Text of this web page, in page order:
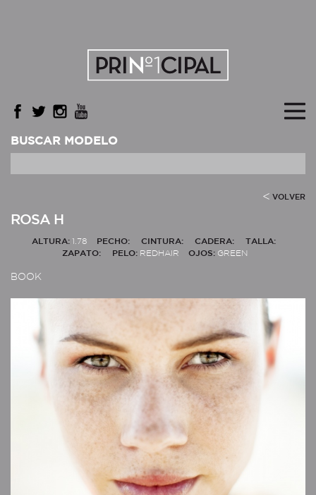
BUSCAR MODELO
VOLVER
ROSA H
ALTURA: 1.78 PECHO: CINTURA: CADERA:
TALLA:
ZAPATO:
PELO: REDHAIR OJOS: GREEN
BOOK